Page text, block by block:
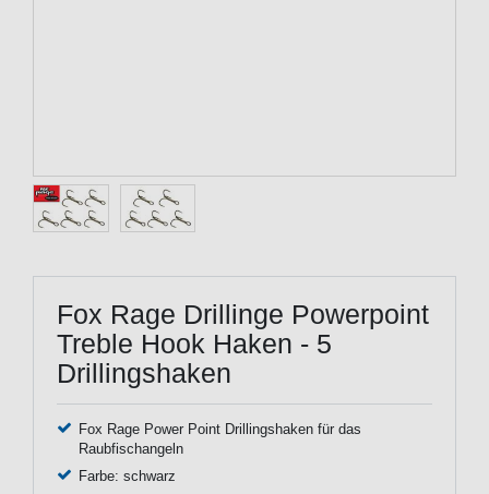
Fox Rage Drillinge Powerpoint
Treble Hook Haken - 5
Drillingshaken
Fox Rage Power Point Drillingshaken für das
Raubfischangeln
Farbe: schwarz